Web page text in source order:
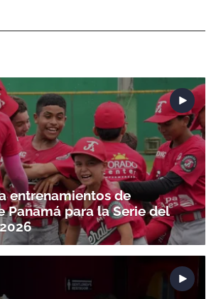
entrenamientos de
Panamá para la Serie del